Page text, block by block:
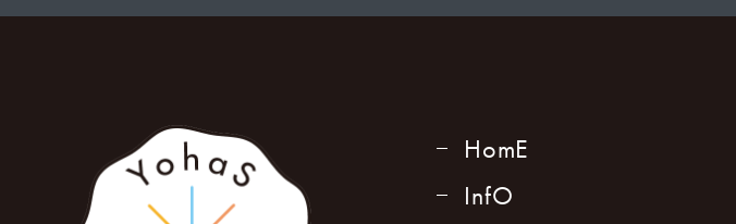
HomE
InfO